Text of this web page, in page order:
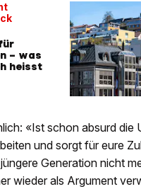
– was
heisst
«Ist schon absurd die
und sorgt für eure
Generation nicht
wieder als Argument